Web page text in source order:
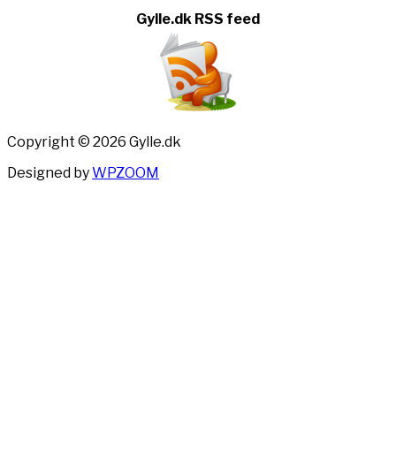
Gylle.dk RSS feed
Copyright © 2026 Gylle.dk
Designed byWPZOOM